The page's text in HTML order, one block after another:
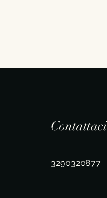
Contattaci
3290320877